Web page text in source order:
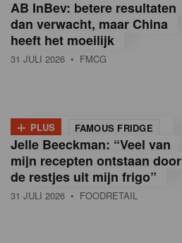
a
n
B
e
AB InBev: betere resultaten
dan verwacht, maar China
heeft het moeilijk
31 JULI 2026 • FMCG
+ PLUS FAMOUS FRIDGE
Jelle Beeckman: “Veel van
mijn recepten ontstaan door
de restjes uit mijn frigo”
31 JULI 2026 • FOODRETAIL